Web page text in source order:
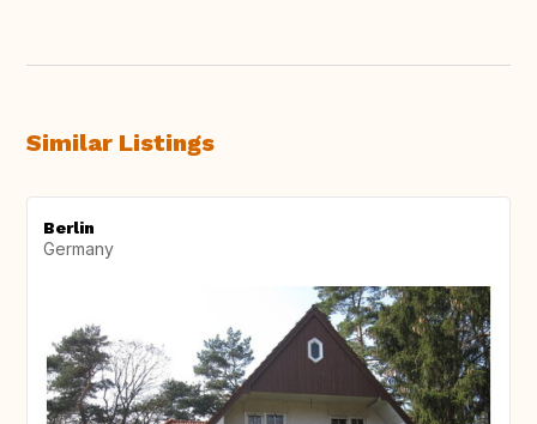
Similar Listings
Berlin
Germany